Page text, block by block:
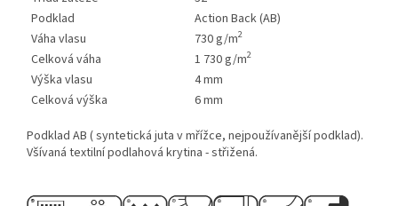
Podklad
Action Back (AB)
Váha vlasu
730 g/m2
Celková váha 1 730 g/m2
Výška vlasu
4 mm
Celková výška
6 mm
Podklad AB ( syntetická juta v mřížce, nejpoužívanější podklad).
Všívaná textilní podlahová krytina - střižená.